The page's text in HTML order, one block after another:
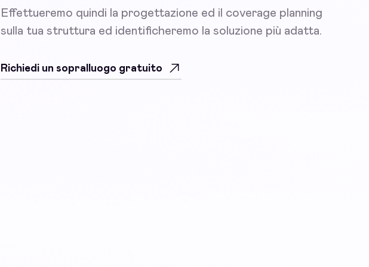
Effettueremo quindi la progettazione ed il coverage planning
sulla tua struttura ed identificheremo la soluzione più adatta.
Richiedi un sopralluogo gratuito